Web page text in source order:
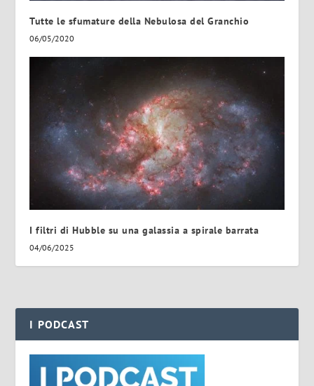
Tutte le sfumature della Nebulosa del Granchio
06/05/2020
I filtri di Hubble su una galassia a spirale barrata
04/06/2025
I PODCAST